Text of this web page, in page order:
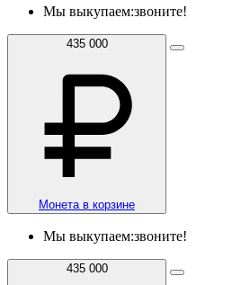
Мы выкупаем:звоните!
435 000
Монета в корзине
Мы выкупаем:звоните!
435 000